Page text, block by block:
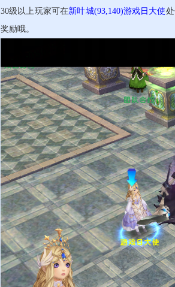
30级以上玩家可在新叶城(93,140)游戏日大使
奖励哦。